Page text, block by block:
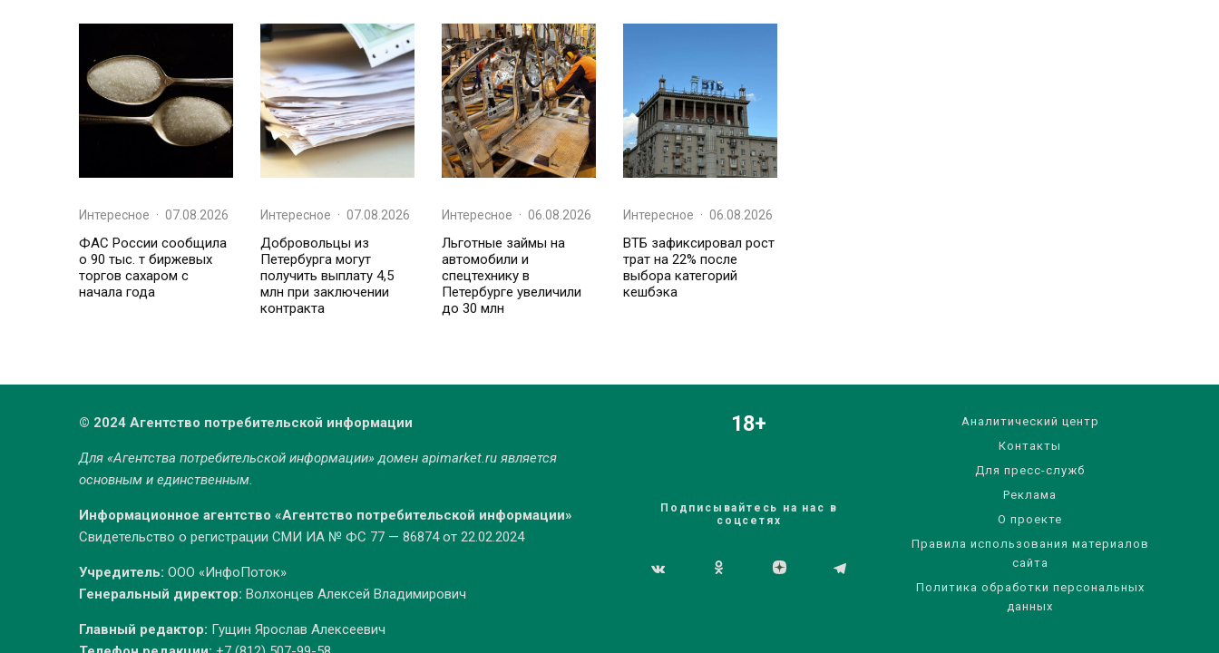
Интересное · 07.08.2026
ФАС России сообщила
о 90 тыс. т биржевых
торгов сахаром с
начала года
Интересное · 07.08.2026
Добровольцы из
Петербурга могут
получить выплату 4,5
млн при заключении
контракта
Интересное · 06.08.2026
Льготные займы на
автомобили и
спецтехнику в
Петербурге увеличили
до 30 млн
Интересное · 06.08.2026
ВТБ зафиксировал рост
трат на 22% после
выбора категорий
кешбэка
© 2024 Агентство потребительской информации
Для «Агентства потребительской информации» домен apimarket.ruявляется
основным и единственным.
Информационное агентство «Агентство потребительской информации»
Свидетельство о регистрации СМИ ИА № ФС 77 — 86874 от 22.02.2024
Учредитель: ООО «ИнфоПоток»
Генеральный директор: Волхонцев Алексей Владимирович
Главный редактор: Гущин Ярослав Алексеевич
18+
Подписывайтесь на нас в
соцсетях
Аналитический центр
Контакты
Для пресс-служб
Реклама
О проекте
Правила использования материалов
сайта
Политика обработки персональных
данных